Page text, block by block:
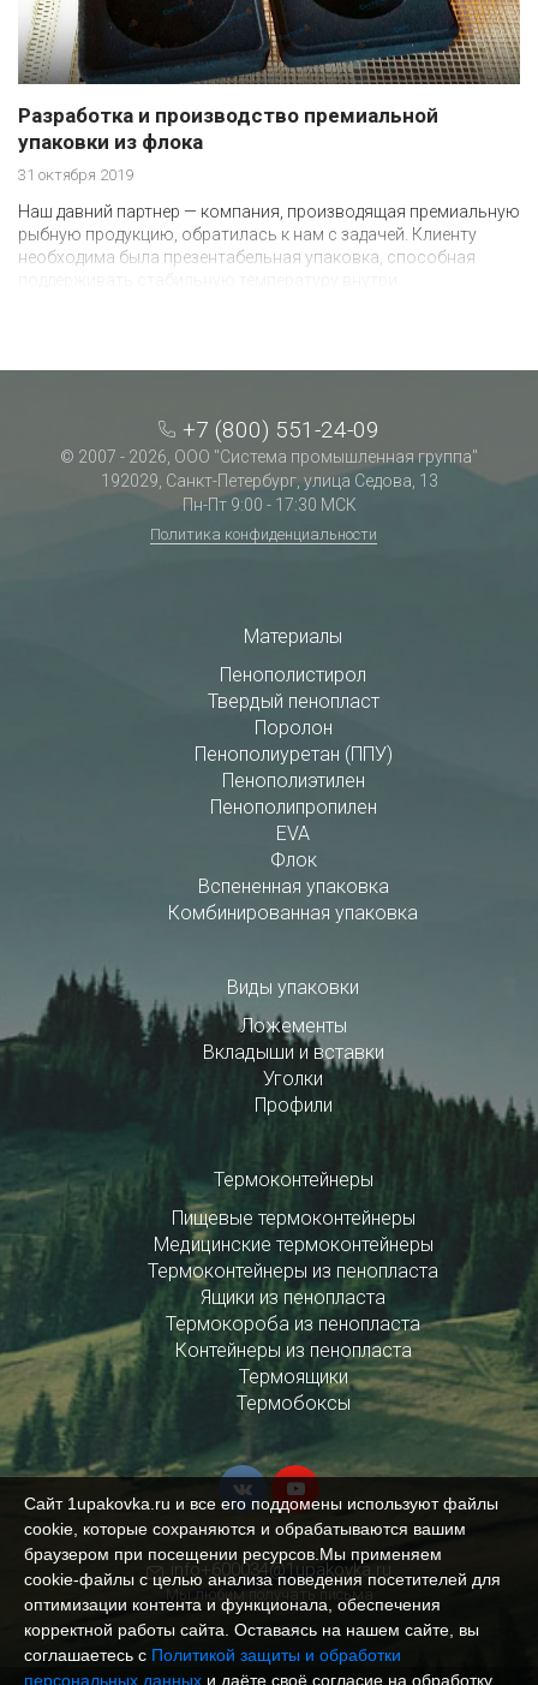
Разработка и производство премиальной
упаковки из флока
31 октября 2019
Наш давний партнер — компания, производящая премиальную
рыбную продукцию, обратилась к нам с задачей. Клиенту
необходима была презентабельная упаковка, способная
+7 (800) 551-24-09
© 2007 - 2026, ООО "Система промышленная группа"
192029, Санкт-Петербург, улица Седова, 13
Пн-Пт 9:00 - 17:30 МСК
Политика конфиденциальности
Материалы
Пенополистирол
Твердый пенопласт
Поролон
Пенополиуретан (ППУ)
Пенополиэтилен
Пенополипропилен
EVA
Флок
Вспененная упаковка
Комбинированная упаковка
Виды упаковки
Ложементы
Вкладыши и вставки
Уголки
Профили
Термоконтейнеры
Пищевые термоконтейнеры
Медицинские термоконтейнеры
Термоконтейнеры из пенопласта
Ящики из пенопласта
Термокороба из пенопласта
Контейнеры из пенопласта
Термоящики
Термобоксы
info+600034@1upakovka.ru
Мы любим получать письма
Сайт 1upakovka.ru и все его поддомены используют файлы
cookie, которые сохраняются и обрабатываются вашим
браузером при посещении ресурсов.Мы применяем
cookie‑файлы с целью анализа поведения посетителей для
оптимизации контента и функционала, обеспечения
корректной работы сайта. Оставаясь на нашем сайте, вы
соглашаетесь с Политикой защиты и обработки
персональных данных и даёте своё согласие на обработку